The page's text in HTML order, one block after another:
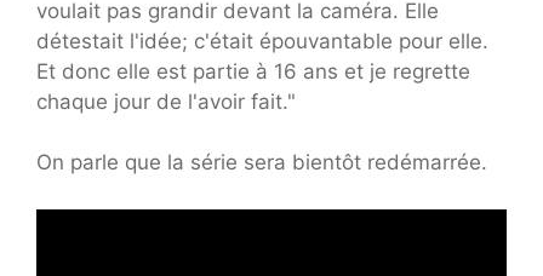
voulait pas grandir devant la caméra. Elle
détestait l'idée; c'était épouvantable pour elle.
Et donc elle est partie à 16 ans et je regrette
chaque jour de l'avoir fait."
On parle que la série sera bientôt redémarrée.